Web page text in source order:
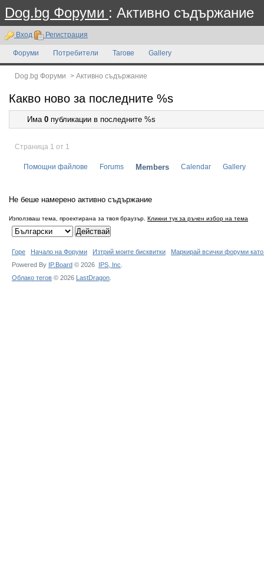
Dog.bg Форуми : Активно съдържание
Вход Регистрация
Форуми Потребители Тагове Gallery
Dog.bg Форуми > Активно съдържание
Какво ново за последните %s
Има 0 публикации в последните %s
Страница 1 от 1
Помощни файлове Forums Members Calendar Gallery
Не беше намерено активно съдържание
Използваш тема, проектирана за твоя браузър. Кликни тук за ръчен избор на тема
Горе Начало на Форуми Изтрий моите бисквитки
Маркирай всички форуми
Powered By IP.Board © 2026 IPS, Inc
Облако тегов © 2026 LastDragon